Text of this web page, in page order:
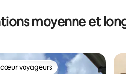
moyenne et
voyageurs
voyageurs